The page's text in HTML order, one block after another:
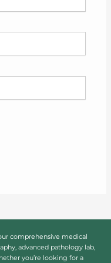
comprehensive medical
advanced pathology lab,
you’re looking for a